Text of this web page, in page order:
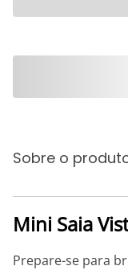
Sobre o
Mini Saia
Prepare-se para